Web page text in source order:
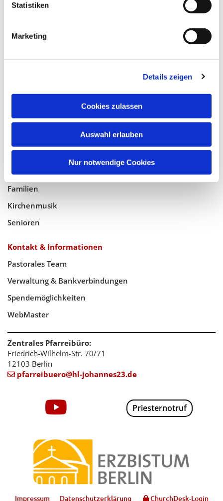
Statistiken
Marketing
Details zeigen
Cookies zulassen
Auswahl erlauben
Nur notwendige Cookies
Pfarrei Hl. Johannes XXIII.
Glaube
Bistumswallfahrt
Taufe, Kommunion & Trauung
Pfarreileben
Jugend
Familien
Kirchenmusik
Senioren
Kontakt & Informationen
Pastorales Team
Verwaltung & Bankverbindungen
Spendemöglichkeiten
WebMaster
Zentrales Pfarreibüro:
Friedrich-Wilhelm-Str. 70/71
12103 Berlin
 pfarreibuero@hl-johannes23.de
Priesternotruf
Impressum Datenschutzerklärung ChurchDesk-Login